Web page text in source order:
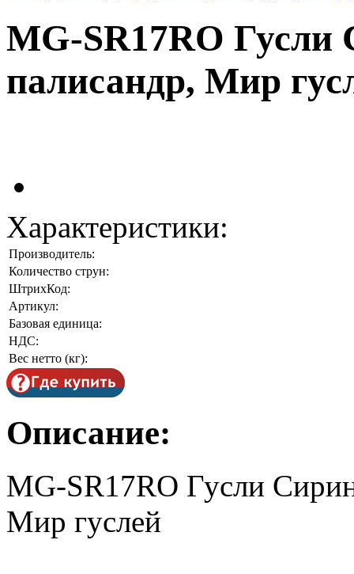
MG-SR17RO Гусли
палисандр, Мир
Характеристики:
Производитель:
Количество струн:
ШтрихКод:
Артикул:
Базовая единица:
НДС:
Вес нетто (кг):
Описание:
MG-SR17RO Гусли
Мир гуслей